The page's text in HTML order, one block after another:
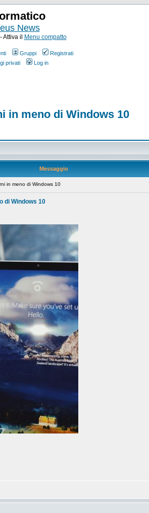
News
Attiva il Menu compatto
Gruppi
Registrati
privati Log in
in meno di Windows 10
Messaggio
in meno di Windows 10
di Windows 10